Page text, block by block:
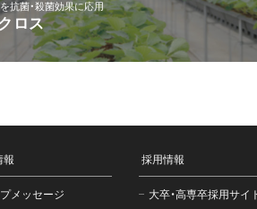
抗菌・殺菌効果に応用
ロス
報
プメッセージ
採用情報
大卒・高専卒採用サイ